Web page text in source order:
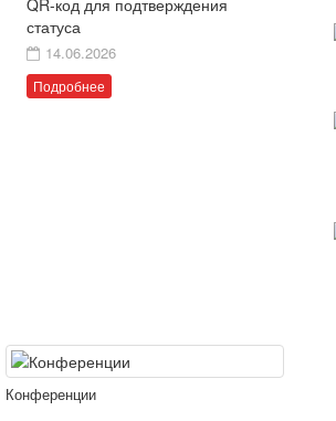
статуса
14.06.2026
Подробнее
Конференции